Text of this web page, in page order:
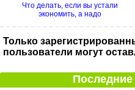
Что делать, если вы устали
экономить, а надо
Только
пользователи могут